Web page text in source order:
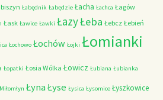
Łabędnik Łabędzie Łacha Łachca Łagów
Łask Ławice Ławki ŁazyŁeba Łebcz Łebień
Łochowo Łochów Łojki Łomianki
Łopatki Łosia Wólka Łowicz Łubiana Łubianka
ŁynaŁyse Łysica Łysomice Łyszkowice